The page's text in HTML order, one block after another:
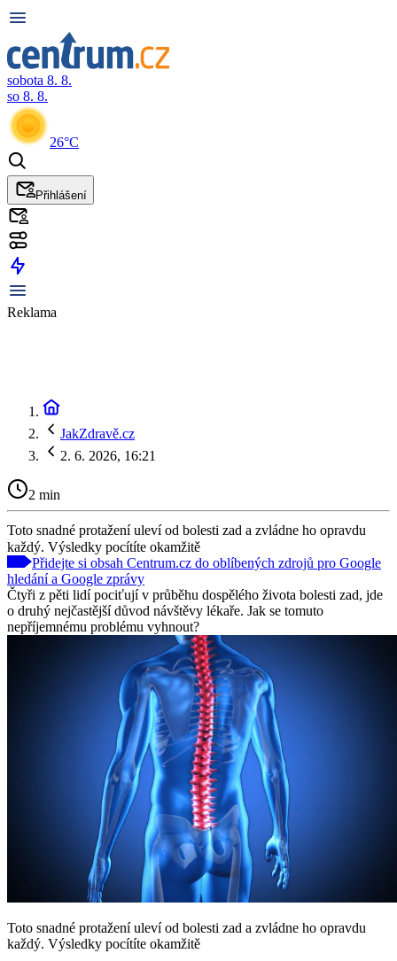
sobota 8. 8.
so 8. 8.
26°C
Přihlášení
Reklama
JakZdravě.cz
2. 6. 2026, 16:21
2 min
Toto snadné protažení uleví od bolesti zad a zvládne ho opravdu
každý. Výsledky pocítíte okamžitě
Přidejte si obsah Centrum.cz do oblíbených zdrojů pro Google
hledání a Google zprávy
Čtyři z pěti lidí pociťují v průběhu dospělého života bolesti zad, jde
o druhý nejčastější důvod návštěvy lékaře. Jak se tomuto
nepříjemnému problému vyhnout?
Toto snadné protažení uleví od bolesti zad a zvládne ho opravdu
každý. Výsledky pocítíte okamžitě